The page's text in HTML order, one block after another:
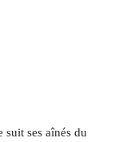
suit ses aînés du